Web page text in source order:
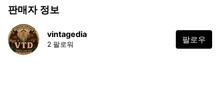
판매자 정보
vintagedia
2 팔로워 팔로우